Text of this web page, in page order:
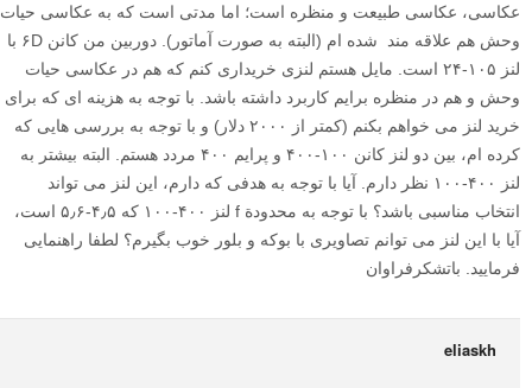
عکاسی، عکاسی طبیعت و منظره است؛ اما مدتی است که به عکاسی حیات
وحش هم علاقه مند شده ام (البته به صورت آماتور). دوربین من کانن ۶D با
لنز ۱۰۵-۲۴ است. مایل هستم لنزی خریداری کنم که هم در عکاسی حیات
وحش و هم در منظره برایم کاربرد داشته باشد. با توجه به هزینه ای که برای
خرید لنز می خواهم بکنم (کمتر از ۲۰۰۰ دلار) و با توجه به بررسی هایی که
کرده ام، بین دو لنز کانن ۱۰۰-۴۰۰ و پرایم ۴۰۰ مردد هستم. البته بیشتر به
لنز ۴۰۰-۱۰۰ نظر دارم. آیا با توجه به هدفی که دارم، این لنز می تواند
انتخاب مناسبی باشد؟ با توجه به محدودة f لنز ۴۰۰-۱۰۰ که ۴٫۵-۵٫۶ است،
آیا با این لنز می توانم تصاویری با بوکه و بلور خوب بگیرم؟ لطفا راهنمایی
فرمایید. باتشکرفراوان
eliaskh